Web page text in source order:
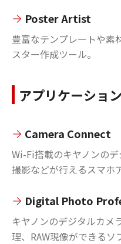
Poster Artist
豊富なテンプレートや素
スター作成ツール。
アプリケーション
Camera Connect
Wi-Fi搭載のキヤノンの
撮影などが行えるスマホ
Digital Photo
キヤノンのデジタルカメ
理、RAW現像ができるソ